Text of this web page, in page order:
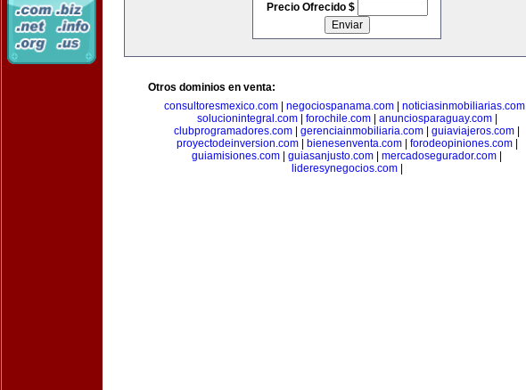
Precio Ofrecido $
Otros dominios en venta:
consultoresmexico.com| negociospanama.com| noticiasinmobiliarias.com|
solucionintegral.com| forochile.com| anunciosparaguay.com|
clubprogramadores.com
gerenciainmobiliaria.com guiaviajeros.com
proyectodeinversion.com| bienesenventa.com| forodeopiniones.com|
guiamisiones.com
guiasanjusto.com mercadosegurador.com
lideresynegocios.com|